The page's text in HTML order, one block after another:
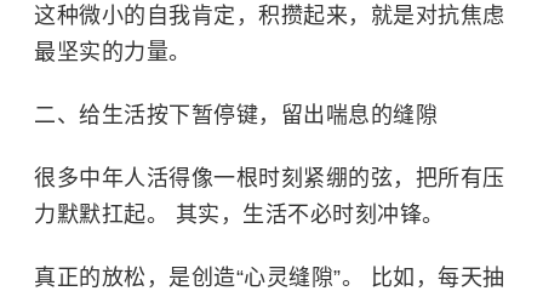
这种微小的自我肯定，积攒起来，就是对抗焦虑
最坚实的力量。
二、给生活按下暂停键，留出喘息的缝隙
很多中年人活得像一根时刻紧绷的弦，把所有压
力默默扛起。 其实，生活不必时刻冲锋。
真正的放松，是创造“心灵缝隙”。 比如，每天抽